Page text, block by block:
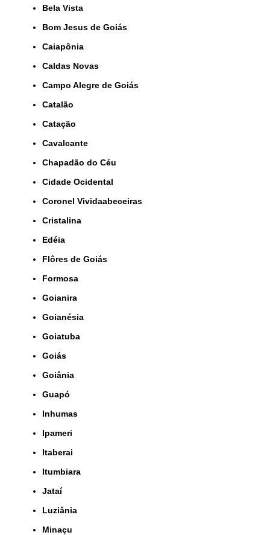
Bela Vista
Bom Jesus de Goiás
Caiapônia
Caldas Novas
Campo Alegre de Goiás
Catalão
Catação
Cavalcante
Chapadão do Céu
Cidade Ocidental
Coronel Vividaabeceiras
Cristalina
Edéia
Flôres de Goiás
Formosa
Goianira
Goianésia
Goiatuba
Goiás
Goiânia
Guapó
Inhumas
Ipameri
Itaberai
Itumbiara
Jataí
Luziânia
Minaçu